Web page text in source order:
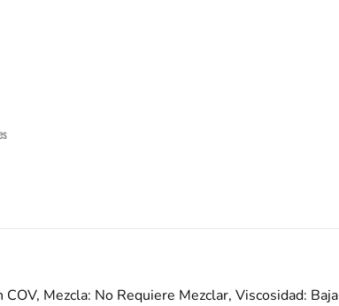
Mezcla: No Requiere Mezclar, Viscosidad: Baja